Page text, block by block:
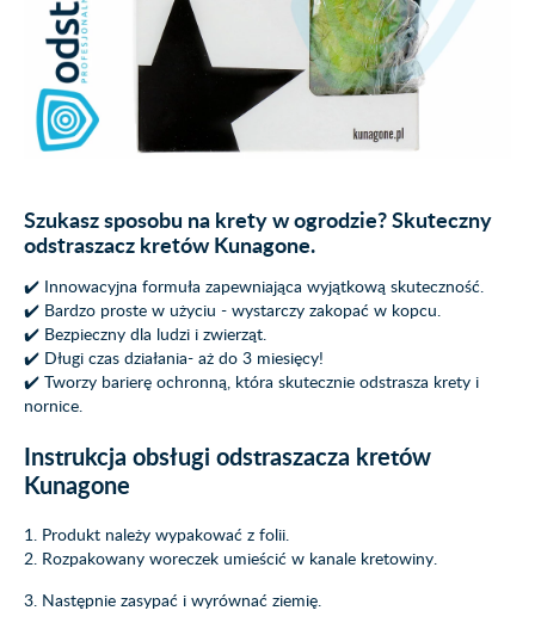
Szukasz sposobu na krety w ogrodzie? Skuteczny
odstraszacz kretów Kunagone.
✔️ Innowacyjna formuła zapewniająca wyjątkową skuteczność.
✔️ Bardzo proste w użyciu - wystarczy zakopać w kopcu.
✔️ Bezpieczny dla ludzi i zwierząt.
✔️ Długi czas działania- aż do 3 miesięcy!
✔️ Tworzy barierę ochronną, która skutecznie odstrasza krety i
nornice.
Instrukcja obsługi odstraszacza kretów
Kunagone
1. Produkt należy wypakować z folii.
2. Rozpakowany woreczek umieścić w kanale kretowiny.
3. Następnie zasypać i wyrównać ziemię.